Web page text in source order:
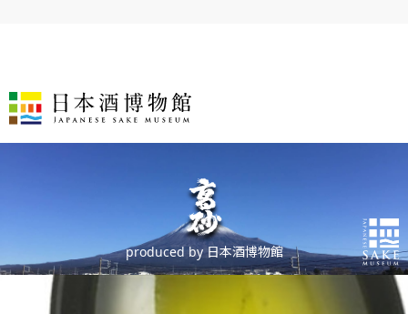
produced by 日本酒博物館